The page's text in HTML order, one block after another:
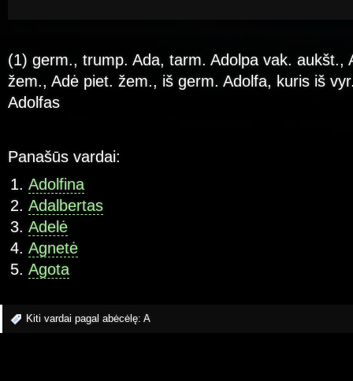
(1) germ., trump. Ada, tarm. Adolpa vak. aukšt.,
žem., Adė piet. žem., iš germ. Adolfa, kuris iš
Adolfas
Panašūs vardai:
Adolfina
Adalbertas
Adelė
Agnetė
Agota
Kiti vardai pagal abėcėlę: A